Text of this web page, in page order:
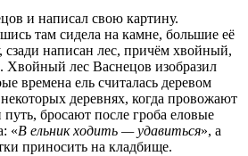
и написал свою картину.
там сидела на камне, большие её
сзади написан лес, причём хвойный,
Хвойный лес Васнецов изобразил
времена ель считалась деревом
деревнях, когда провожают
бросают после гроба еловые
«В ельник ходить — удавиться», а
приносить на кладбище.